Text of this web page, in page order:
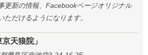
更新の情報、Facebookページオリジナル
ただけるようになります。
天狼院」